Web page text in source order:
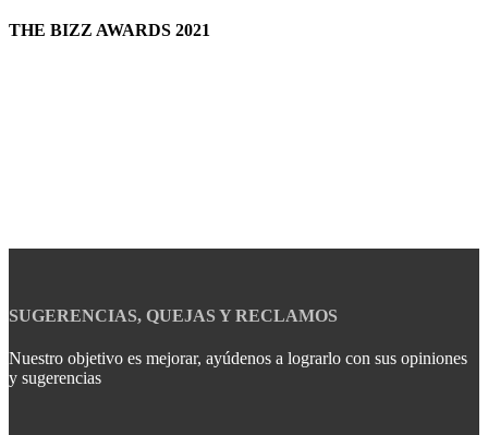
THE BIZZ AWARDS 2021
SUGERENCIAS, QUEJAS Y RECLAMOS
Nuestro objetivo es mejorar, ayúdenos a lograrlo con sus opiniones
y sugerencias